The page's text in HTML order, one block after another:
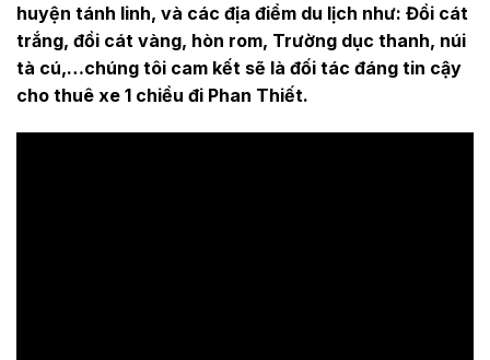
huyện tánh linh, và các địa điểm du lịch như: Đồi cát
trắng, đồi cát vàng, hòn rom, Trường dục thanh, núi
tà cú,…chúng tôi cam kết sẽ là đối tác đáng tin cậy
cho thuê xe 1 chiều đi Phan Thiết.